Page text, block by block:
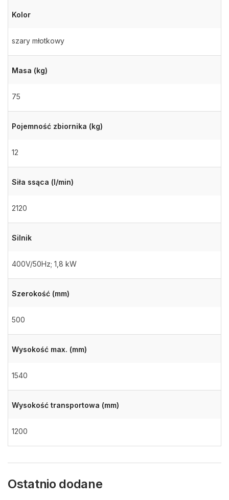
Kolor
szary młotkowy
Masa (kg)
75
Pojemność zbiornika (kg)
12
Siła ssąca (l/min)
2120
Silnik
400V/50Hz; 1,8 kW
Szerokość (mm)
500
Wysokość max. (mm)
1540
Wysokość transportowa (mm)
1200
Ostatnio dodane